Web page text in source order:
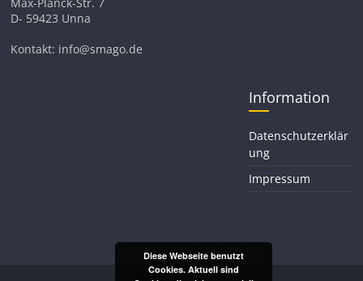
D- 59423 Unna
Kontakt: info@smago.de
Information
Datenschutzerklär
ung
Impressum
Diese Webseite benutzt
Cookies. Aktuell sind